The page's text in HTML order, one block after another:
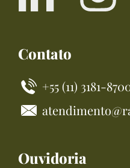
Contato
+55 (11) 3181-
Ouvidoria